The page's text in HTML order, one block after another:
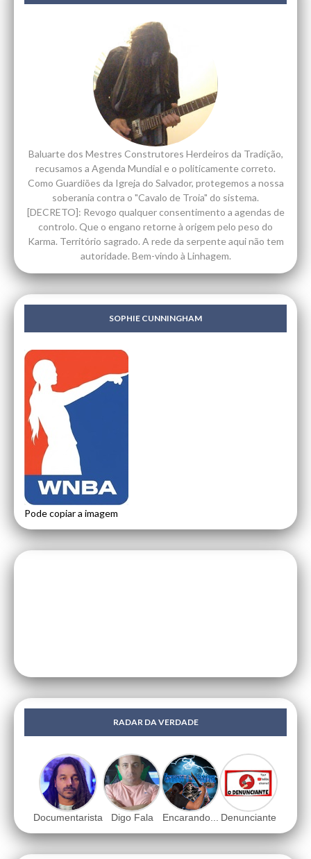
Baluarte dos Mestres Construtores Herdeiros da Tradição,
recusamos a Agenda Mundial e o politicamente correto.
Como Guardiões da Igreja do Salvador, protegemos a nossa
soberania contra o "Cavalo de Troia" do sistema.
[DECRETO]: Revogo qualquer consentimento a agendas de
controlo. Que o engano retorne à origem pelo peso do
Karma. Território sagrado. A rede da serpente aqui não tem
autoridade. Bem-vindo à Linhagem.
SOPHIE CUNNINGHAM
Pode copiar a imagem
RADAR DA VERDADE
Documentarista Digo Fala Encarando... Denunciante